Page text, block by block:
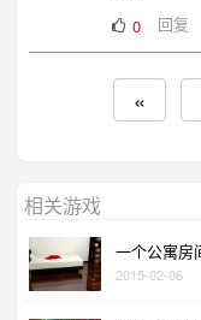
0
回复
«
相关游戏
一个公寓房
2015-02-06